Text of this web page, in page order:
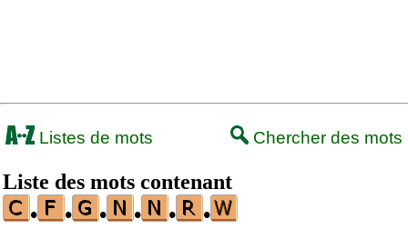
Listes de mots Chercher des mots
Liste des mots contenant
•
• • • • •